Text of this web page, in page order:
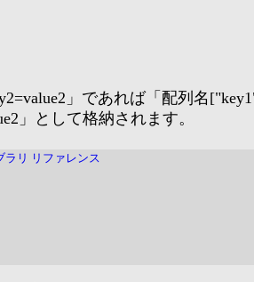
」であれば「配列名
」として格納されます。
ラリ リファレンス